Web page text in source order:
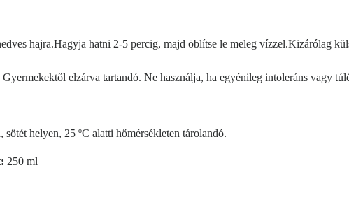
hajra.Hagyja hatni 2-5 percig, majd öblítse le meleg vízzel.Kizárólag
Gyermekektől elzárva tartandó. Ne használja, ha egyénileg intoleráns vagy
helyen, 25 ºC alatti hőmérsékleten tárolandó.
250 ml